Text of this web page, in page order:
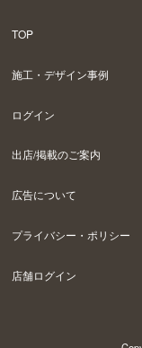
TOP
施工・デザイン事例
ログイン
出店/掲載のご案内
広告について
プライバシー・ポリシー
店舗ログイン